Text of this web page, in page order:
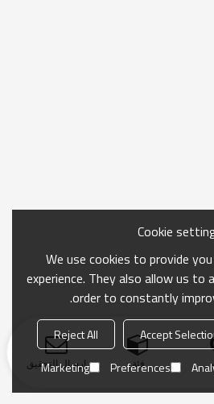
فئة ارسال التحقيق
Cookie
We use cookies to provide
experience. They also allow us to
order to constantly
Accept
Reject All
Preferences
Marketing